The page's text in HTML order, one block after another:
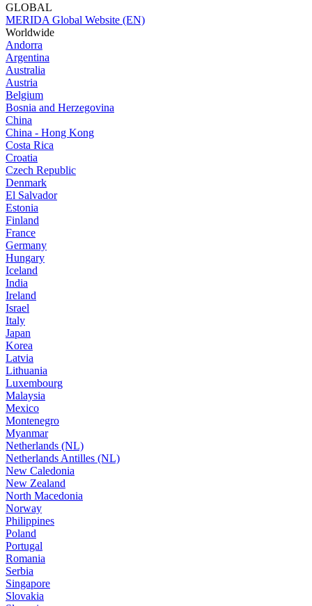
GLOBAL
MERIDA Global Website (EN)
Worldwide
Andorra
Argentina
Australia
Austria
Belgium
Bosnia and Herzegovina
China
China - Hong Kong
Costa Rica
Croatia
Czech Republic
Denmark
El Salvador
Estonia
Finland
France
Germany
Hungary
Iceland
India
Ireland
Israel
Italy
Japan
Korea
Latvia
Lithuania
Luxembourg
Malaysia
Mexico
Montenegro
Myanmar
Netherlands (NL)
Netherlands Antilles (NL)
New Caledonia
New Zealand
North Macedonia
Norway
Philippines
Poland
Portugal
Romania
Serbia
Singapore
Slovakia